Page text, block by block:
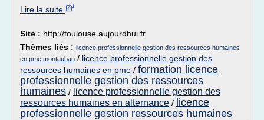
Lire la suite
Site : http://toulouse.aujourdhui.fr
Thèmes liés : licence professionnelle gestion des ressources humaines
en pme montauban / licence professionnelle gestion des
ressources humaines en pme / formation licence
professionnelle gestion des ressources
humaines / licence professionnelle gestion des
ressources humaines en alternance / licence
professionnelle gestion ressources humaines